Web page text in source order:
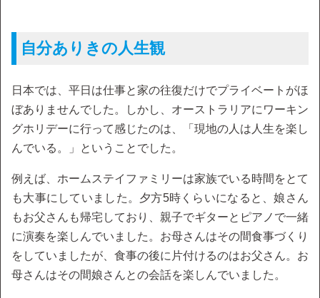
自分ありきの人生観
日本では、平日は仕事と家の往復だけでプライベートがほ
ぼありませんでした。しかし、オーストラリアにワーキン
グホリデーに行って感じたのは、「現地の人は人生を楽し
んでいる。」ということでした。
例えば、ホームステイファミリーは家族でいる時間をとて
も大事にしていました。夕方5時くらいになると、娘さん
もお父さんも帰宅しており、親子でギターとピアノで一緒
に演奏を楽しんでいました。お母さんはその間食事づくり
をしていましたが、食事の後に片付けるのはお父さん。お
母さんはその間娘さんとの会話を楽しんでいました。